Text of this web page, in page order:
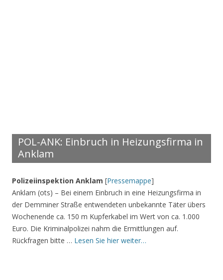
POL-ANK: Einbruch in Heizungsfirma in
Anklam
Polizeiinspektion Anklam [Pressemappe]
Anklam (ots) – Bei einem Einbruch in eine Heizungsfirma in
der Demminer Straße entwendeten unbekannte Täter übers
Wochenende ca. 150 m Kupferkabel im Wert von ca. 1.000
Euro. Die Kriminalpolizei nahm die Ermittlungen auf.
Rückfragen bitte … Lesen Sie hier weiter…